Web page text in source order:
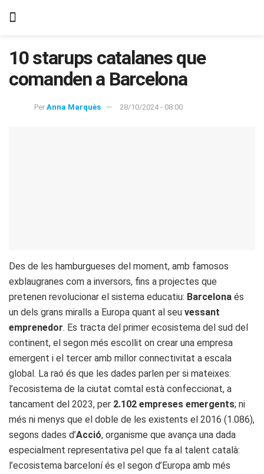
10 starups catalanes que
comanden a Barcelona
Per Anna Marquès 28/10/2024 - 08:00
Des de les hamburgueses del moment, amb famosos
exblaugranes com a inversors, fins a projectes que
pretenen revolucionar el sistema educatiu: Barcelona és
un dels grans miralls a Europa quant al seu vessant
emprenedor. Es tracta del primer ecosistema del sud del
continent, el segon més escollit on crear una empresa
emergent i el tercer amb millor connectivitat a escala
global. La raó és que les dades parlen per si mateixes:
l’ecosistema de la ciutat comtal està confeccionat, a
tancament del 2023, per 2.102 empreses emergents; ni
més ni menys que el doble de les existents el 2016 (1.086),
segons dades d’Acció, organisme que avança una dada
especialment representativa pel que fa al talent català:
l’ecosistema barceloní és el segon d’Europa amb més